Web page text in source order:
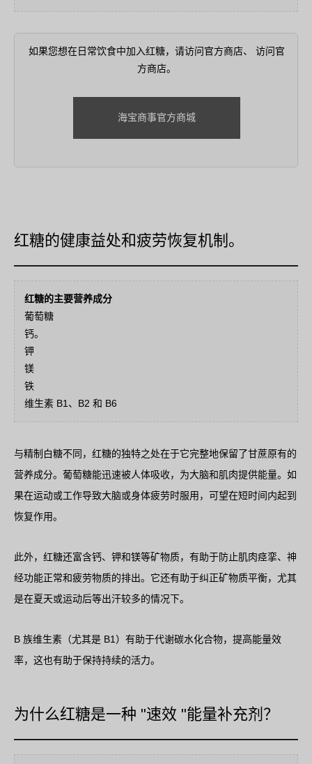
如果您想在日常饮食中加入红糖，请访问官方商店、 访问官
方商店。
海宝商事官方商城
红糖的健康益处和疲劳恢复机制。
红糖的主要营养成分
葡萄糖
钙。
钾
镁
铁
维生素 B1、B2 和 B6
与精制白糖不同，红糖的独特之处在于它完整地保留了甘蔗原有的
营养成分。葡萄糖能迅速被人体吸收，为大脑和肌肉提供能量。如
果在运动或工作导致大脑或身体疲劳时服用，可望在短时间内起到
恢复作用。
此外，红糖还富含钙、钾和镁等矿物质，有助于防止肌肉痉挛、神
经功能正常和疲劳物质的排出。它还有助于纠正矿物质平衡，尤其
是在夏天或运动后等出汗较多的情况下。
B 族维生素（尤其是 B1）有助于代谢碳水化合物，提高能量效
率，这也有助于保持持续的活力。
为什么红糖是一种 "速效 "能量补充剂？